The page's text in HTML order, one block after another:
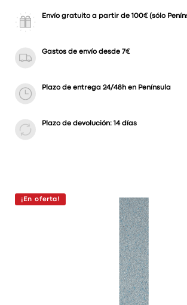
Envío gratuito a partir de 100€ (sólo
Gastos de envío desde 7€
Plazo de entrega 24/48h en Península
Plazo de devolución: 14 días
¡En oferta!